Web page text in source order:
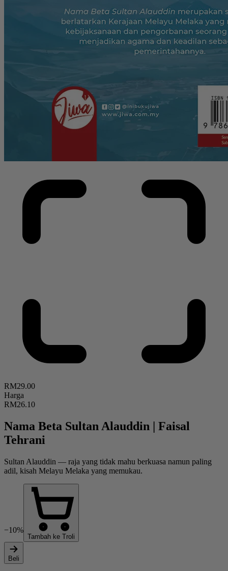
RM29.00
Harga
RM26.10
Nama Beta Sultan Alauddin | Faisal
Tehrani
Sultan Alauddin — raja yang tidak mahu berkuasa namun paling
adil, kisah Melayu Melaka yang memukau.
−10%
Tambah ke Troli
Beli